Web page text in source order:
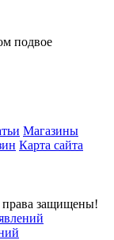
Магазины
Карта сайта
права защищены!